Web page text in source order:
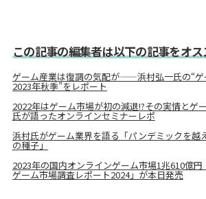
この記事の編集者は以下の記事をオ
ゲーム産業は復調の気配が――浜村弘一氏の“ゲ
2023年秋季”をレポート
2022年はゲーム市場が初の減退!?その実情とゲ
氏が語ったオンラインセミナーレポ
浜村氏がゲーム業界を語る「パンデミックを越
の種子」
2023年の国内オンラインゲーム市場1兆610億
ゲーム市場調査レポート2024」が本日発売